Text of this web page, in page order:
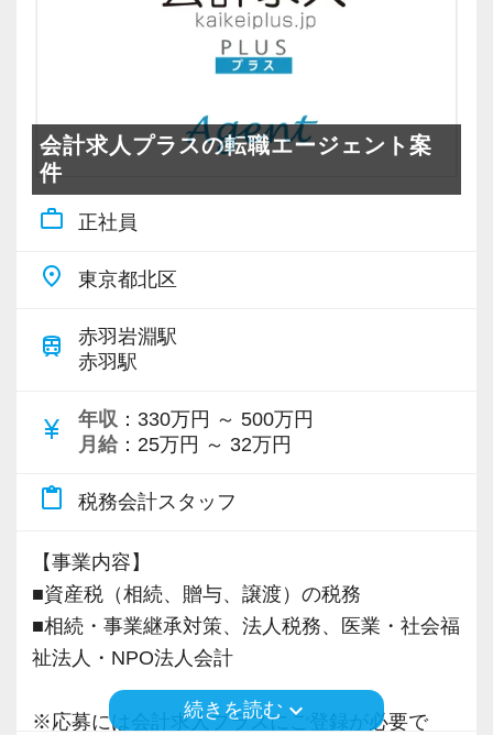
ることはありません。
評価はあくまでも成果と姿勢。
たとえば、「担当しているお客様の年間売上」
などを基準に、**頑張りに応じたインセンティ
ブ（決算賞与）**を支給しています。
そのため、年収1,000万円を超える職員も複数在
籍しており、実力次第で大きくステップアップ
できる環境です。
・経営のプロフェッショナルを目指したい人
・継続して努力のできる体力のある人
1984年に創業以来、現在では1,200件以上の日
本全国のお客様から沢山のご相談を頂き、拡大
安定した経営基盤のもと、成長できる環境が整
っています。
是非、一緒に働きませんか！
ご応募お待ちしております。
▽採用サイト
会計求人プラスの転職エージェント案
件
work_outline 正社員
place 東京都北区
train
赤羽岩淵駅
赤羽駅
currency_yen 年収 ：330万円 ～ 500万円
月給 ：25万円 ～ 32万円
content_paste 税務会計スタッフ
【事業内容】
■資産税（相続、贈与、譲渡）の税務
■相続・事業継承対策、法人税務、医業・社会福
祉法人・NPO法人会計
※応募には会計求人プラスにご登録が必要で
続きを読むkeyboard_arrow_down